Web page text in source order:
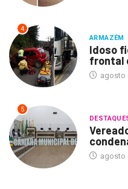
4
ARMAZÉM
Idoso
frontal
agosto
5
agosto